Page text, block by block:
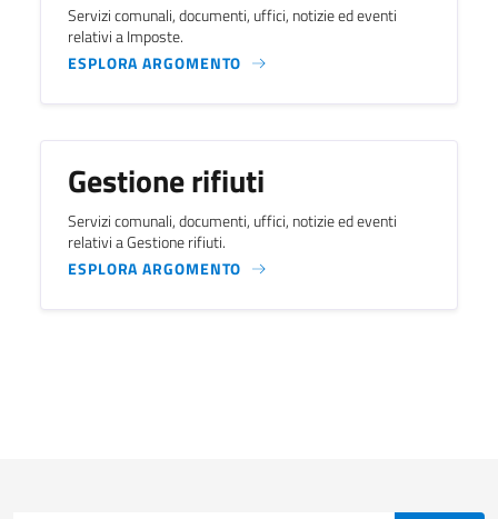
Servizi comunali, documenti, uffici, notizie ed eventi
relativi a Imposte.
ESPLORA ARGOMENTO
Gestione rifiuti
Servizi comunali, documenti, uffici, notizie ed eventi
relativi a Gestione rifiuti.
ESPLORA ARGOMENTO